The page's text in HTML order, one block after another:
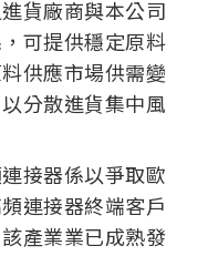
貨廠商與本公司
可提供穩定原料
供應市場供需變
分散進貨集中風
接器係以爭取歐
連接器終端客戶
產業業已成熟發